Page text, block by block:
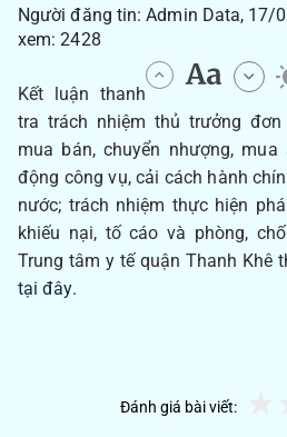
Người đăng tin: Admin Data, 17/
xem: 2428
Kết luận thanh
tra trách nhiệm thủ trưởng
mua bán, chuyển nhượng,
động công vụ, cải cách hành
nước; trách nhiệm thực hiện
khiếu nại, tố cáo và phòng,
Trung tâm y tế quận Thanh Khê
tại đây.
Đánh giá bài viết: